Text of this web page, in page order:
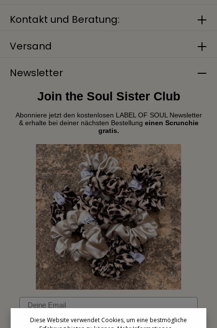
Kontakt und Beratung:
Versand
Newsletter
Join the Soul Sister Club
Abonniere jetzt den kostenlosen LABEL OF SOUL Newsletter
& erhalte bei deiner nächsten Bestellung einen Scrunchie
gratis.
Email
Diese Website verwendet Cookies, um eine bestmögliche